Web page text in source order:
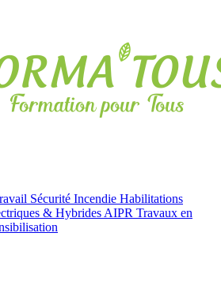
Sécurité Incendie Habilitations
& Hybrides AIPR Travaux en